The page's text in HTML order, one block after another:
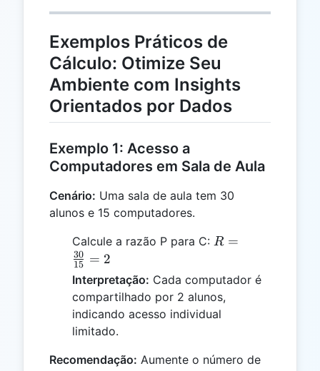
Exemplos Práticos de
Cálculo: Otimize Seu
Ambiente com Insights
Orientados por Dados
Exemplo 1: Acesso a
Computadores em Sala de Aula
Cenário: Uma sala de aula tem 30
alunos e 15 computadores.
Calcule a razão P para C: R =
{15} = 2
R =
15
30 = 2
Interpretação: Cada computador é
compartilhado por 2 alunos,
indicando acesso individual
limitado.
Recomendação: Aumente o número de